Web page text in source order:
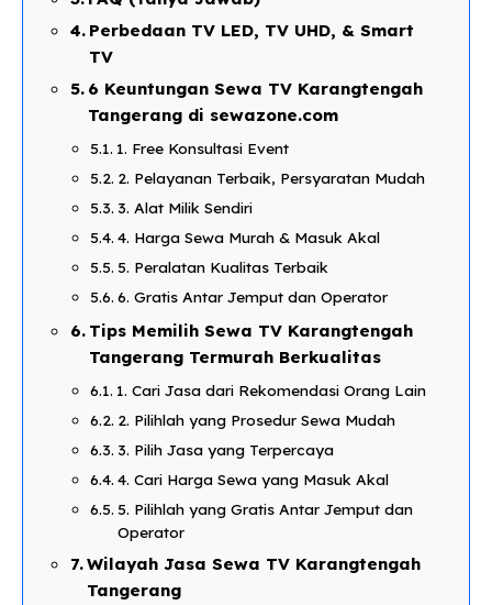
Perbedaan TV LED, TV UHD, & Smart
TV​
6 Keuntungan Sewa TV Karangtengah
Tangerang di sewazone.com​
1. Free Konsultasi Event
2. Pelayanan Terbaik, Persyaratan Mudah​
3. Alat Milik Sendiri​
​4. Harga Sewa Murah & Masuk Akal​
5. Peralatan Kualitas Terbaik​
6. Gratis Antar Jemput dan Operator​
Tips Memilih Sewa TV Karangtengah
Tangerang Termurah Berkualitas​
1. Cari Jasa dari Rekomendasi Orang Lain​
2. Pilihlah yang Prosedur Sewa Mudah​
3. Pilih Jasa yang Terpercaya​
4. Cari Harga Sewa yang Masuk Akal​
5. Pilihlah yang Gratis Antar Jemput dan
Operator​
Wilayah Jasa Sewa TV Karangtengah
Tangerang